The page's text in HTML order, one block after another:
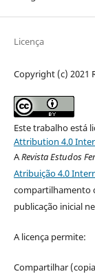
Licença
Copyright (c) 2021
Este trabalho está
Attribution 4.0
ARevista Estudos
Atribuição 4.0
compartilhamento
publicação inicial
A licença permite:
Compartilhar